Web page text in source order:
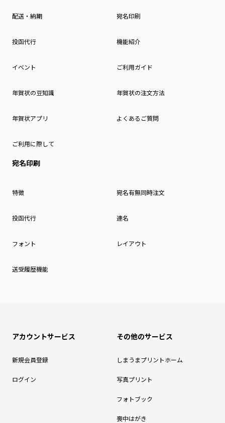
配送・納期 宛名印刷
投函代行 機能紹介
イベント ご利用ガイド
年賀状の豆知識 年賀状の注文方法
年賀状アプリ よくあるご質問
ご利用に際して
宛名印刷
特徴 宛名有無同時注文
投函代行 連名
フォント レイアウト
送受履歴機能
アカウントサービス
新規会員登録
ログイン
その他のサービス
しまうまプリントホーム
写真プリント
フォトブック
喪中はがき